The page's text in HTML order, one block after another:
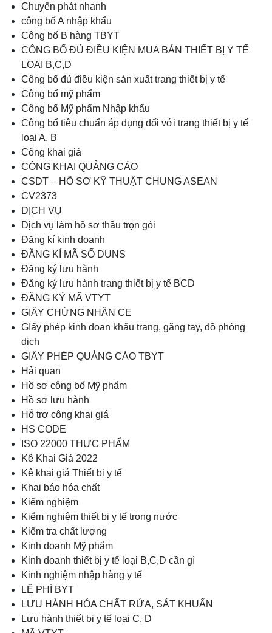
Chuyển phát nhanh
công bố A nhập khẩu
Công bố B hàng TBYT
CÔNG BỐ ĐỦ ĐIỀU KIỆN MUA BÁN THIẾT BỊ Y TẾ
LOẠI B,C,D
Công bố đủ điều kiện sản xuất trang thiết bị y tế
Công bố mỹ phẩm
Công bố Mỹ phẩm Nhập khẩu
Công bố tiêu chuẩn áp dụng đối với trang thiết bị y tế
loại A, B
Công khai giá
CÔNG KHAI QUẢNG CÁO
CSDT – HỒ SƠ KỸ THUẬT CHUNG ASEAN
CV2373
DỊCH VỤ
Dịch vụ làm hồ sơ thầu trọn gói
Đăng kí kinh doanh
ĐĂNG KÍ MÃ SỐ DUNS
Đăng ký lưu hành
Đăng ký lưu hành trang thiết bị y tế BCD
ĐĂNG KÝ MÃ VTYT
GIẤY CHỨNG NHẬN CE
GIấy phép kinh doan khẩu trang, găng tay, đồ phòng
dịch
GIẤY PHÉP QUẢNG CÁO TBYT
Hải quan
Hồ sơ công bố Mỹ phẩm
Hồ sơ lưu hành
Hỗ trợ công khai giá
HS CODE
ISO 22000 THỰC PHẨM
Kê Khai Giá 2022
Kê khai giá Thiết bị y tế
Khai báo hóa chất
Kiểm nghiệm
Kiểm nghiệm thiết bị y tế trong nước
Kiểm tra chất lượng
Kinh doanh Mỹ phẩm
Kinh doanh thiết bị y tế loại B,C,D cần gì
Kinh nghiệm nhập hàng y tế
LỆ PHÍ BYT
LƯU HÀNH HÓA CHẤT RỬA, SÁT KHUẨN
Lưu hành thiết bị y tế loại C, D